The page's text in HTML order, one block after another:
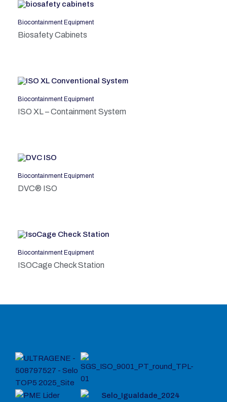
Biocontainment Equipment
Biosafety Cabinets
Biocontainment Equipment
ISO XL – Containment System
Biocontainment Equipment
DVC® ISO
Biocontainment Equipment
ISOCage Check Station